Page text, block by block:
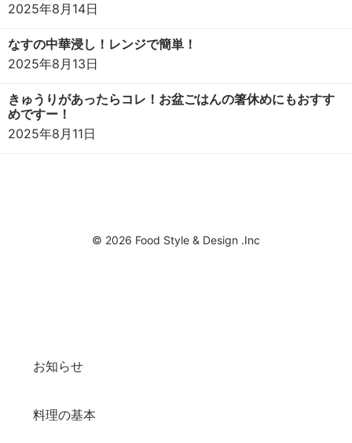
2025年8月14日
なすの中華浸し！レンジで簡単！
2025年8月13日
きゅうりがあったらコレ！お盆ごはんの箸休めにもおすす
めですー！
2025年8月11日
© 2026 Food Style & Design .Inc
お知らせ
料理の基本